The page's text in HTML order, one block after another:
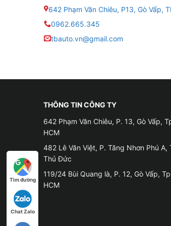
642 Phạm Văn Chiêu, P13, Gò Vấp,
0962.665.345
tbauto.vn@gmail.com
THÔNG TIN CÔNG TY
642 Phạm Văn Chiêu, P. 13, Gò Vấp,
HCM
482 Lê Văn Việt, P. Tăng Nhơn Phú A,
Thủ Đức
119/24 Bùi Quang là, P. 12, Gò Vấp, Tp
HCM
Tìm đường
Chat Zalo